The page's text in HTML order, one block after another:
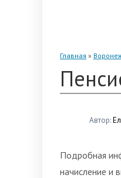
Главная »
Автор:
Подробная
начисление и